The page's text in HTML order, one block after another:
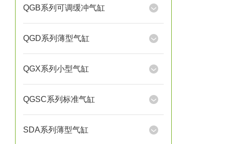
QGB系列可调缓冲气缸
QGD系列薄型气缸
QGX系列小型气缸
QGSC系列标准气缸
SDA系列薄型气缸